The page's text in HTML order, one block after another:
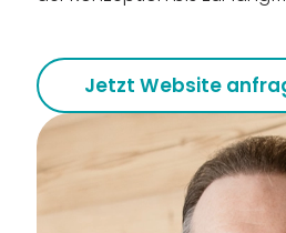
Jetzt Website